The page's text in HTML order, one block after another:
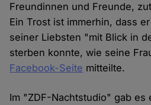
Freundinnen und Freunde,
Ein Trost ist immerhin, dass
seiner Liebsten "mit Blick in
sterben konnte, wie seine
Facebook-Seite mitteilte.
Im "ZDF-Nachtstudio" gab es